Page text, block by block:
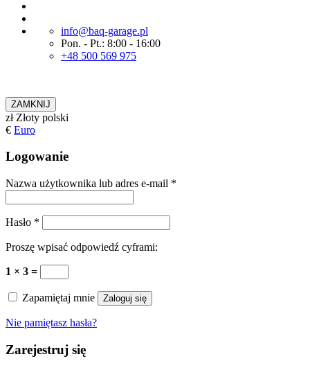
info@baq-garage.pl
Pon. - Pt.: 8:00 - 16:00
+48 500 569 975
ZAMKNIJ
zł Złoty polski
€ Euro
Logowanie
Nazwa użytkownika lub adres e-mail *
Hasło *
Proszę wpisać odpowiedź cyframi:
1 × 3 =
Zapamiętaj mnie Zaloguj się
Nie pamiętasz hasła?
Zarejestruj się